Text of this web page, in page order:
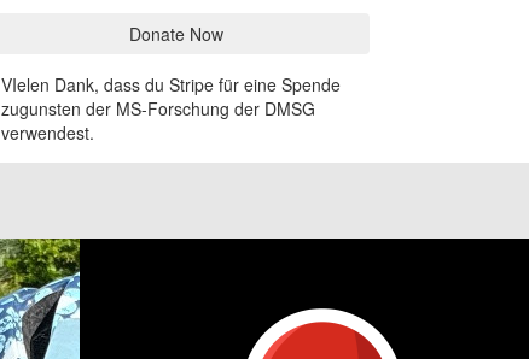
Donate Now
VIelen Dank, dass du Stripe für eine Spende
zugunsten der MS-Forschung der DMSG
verwendest.